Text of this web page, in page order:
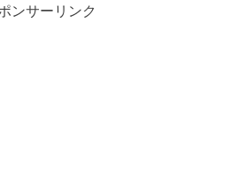
ンサーリンク